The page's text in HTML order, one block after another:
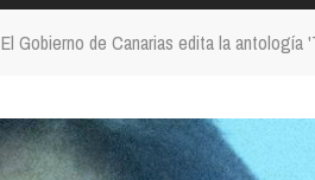
Norte
Y AUDITORIOS
El Gobierno de Canarias edita la